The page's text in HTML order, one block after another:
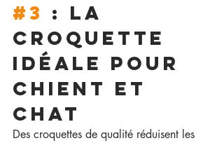
#3 : LA
Croquette
idéale pour
chient et
chat
Des croquettes de qualité réduisent les